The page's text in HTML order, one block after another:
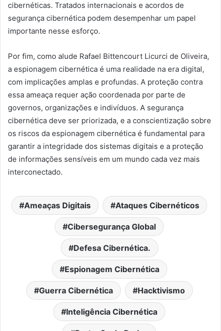
cibernéticas. Tratados internacionais e acordos de
segurança cibernética podem desempenhar um papel
importante nesse esforço.
Por fim, como alude Rafael Bittencourt Licurci de Oliveira,
a espionagem cibernética é uma realidade na era digital,
com implicações amplas e profundas. A proteção contra
essa ameaça requer ação coordenada por parte de
governos, organizações e indivíduos. A segurança
cibernética deve ser priorizada, e a conscientização sobre
os riscos da espionagem cibernética é fundamental para
garantir a integridade dos sistemas digitais e a proteção
de informações sensíveis em um mundo cada vez mais
interconectado.
Ameaças Digitais Ataques Cibernéticos
Cibersegurança Global
Defesa Cibernética.
Espionagem Cibernética
Guerra Cibernética Hacktivismo
Inteligência Cibernética